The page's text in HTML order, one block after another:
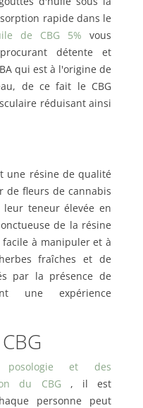
rapide dans le
de CBG 5% vous
détente et
qui est à l'origine de
de ce fait le CBG
réduisant ainsi
une résine de qualité
de fleurs de cannabis
leur teneur élevée en
de la résine
à manipuler et à
fraîches et de
par la présence de
une expérience
posologie et des
du CBG , il est
personne peut